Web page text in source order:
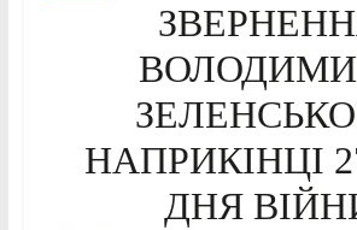
НАПРИКІНЦІ
ДНЯ